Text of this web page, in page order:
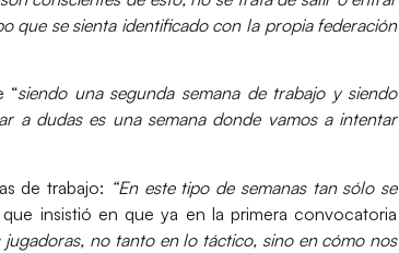
que se sienta identificado con la propia federación
“siendo una segunda semana de trabajo y siendo
a dudas es una semana donde vamos a intentar
de trabajo: “En este tipo de semanas tan sólo se
insistió en que ya en la primera convocatoria
no tanto en lo táctico, sino en cómo nos